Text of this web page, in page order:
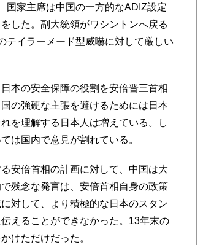
国家主席は中国の一方的なADIZ設定
した。副大統領がワシントンへ戻る
テイラーメード型威嚇に対して厳しい
本の安全保障の役割を安倍晋三首相
の強硬な主張を避けるためには日本
を理解する日本人は増えている。し
は国内で意見が割れている。
安倍首相の計画に対して、中国は大
残念な発言は、安倍首相自身の政策
対して、より積極的な日本のスタン
えることができなかった。13年末の
けただけだった。